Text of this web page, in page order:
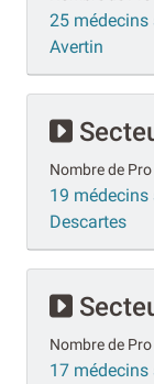
25 médecins
Avertin
Nombre de Pro
19 médecins
Descartes
Nombre de Pro
17 médecins